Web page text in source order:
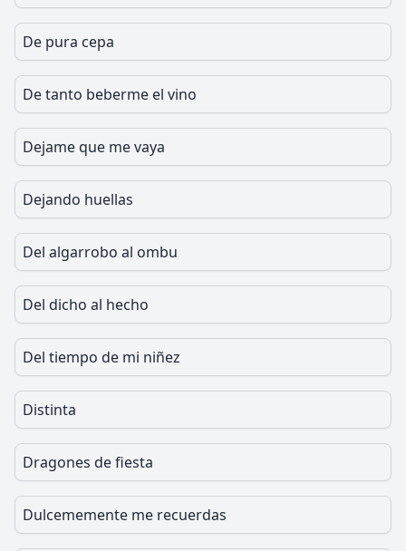
De pura cepa
De tanto beberme el vino
Dejame que me vaya
Dejando huellas
Del algarrobo al ombu
Del dicho al hecho
Del tiempo de mi niñez
Distinta
Dragones de fiesta
Dulcememente me recuerdas